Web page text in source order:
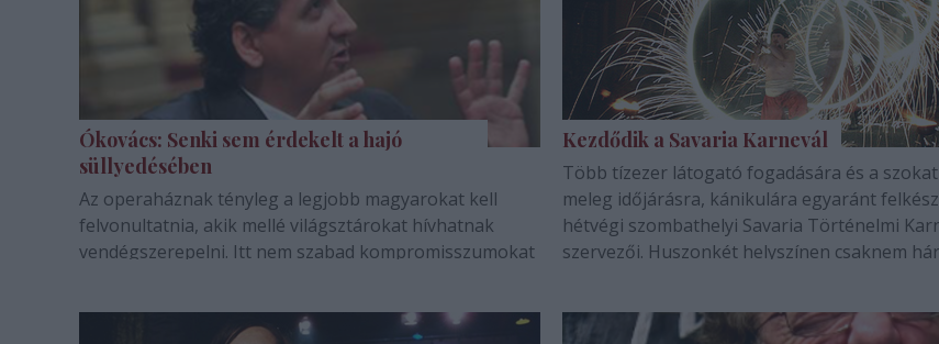
Ókovács: Senki sem érdekelt a hajó
süllyedésében
Az operaháznak tényleg a legjobb magyarokat kell
felvonultatnia, akik mellé világsztárokat hívhatnak
vendégszerepelni. Itt nem szabad kompromisszumokat
Magyar Állami Operaház élére hétfőn…
Kezdődik a Savaria Karnevál
Több tízezer látogató fogadására és a
meleg időjárásra, kánikulára egyaránt
hétvégi szombathelyi Savaria Történelmi
szervezői. Huszonkét helyszínen csaknem